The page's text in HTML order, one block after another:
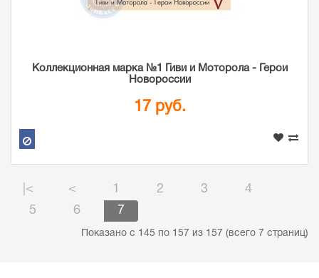
Коллекционная марка №1 Гиви и Моторола - Герои
Новороссии
17 руб.
|< < 1 2 3
4
5
6 7
Показано с 145 по 157 из 157 (всего 7 страниц)